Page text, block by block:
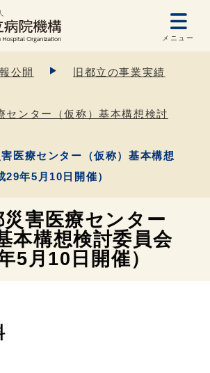
メニュー
公開
旧都立の事業実績
センター（仮称）基本構想検討
医療センター（仮称）基本構想
29年5月10日開催）
害医療センター
本構想検討委員会
5月10日開催）